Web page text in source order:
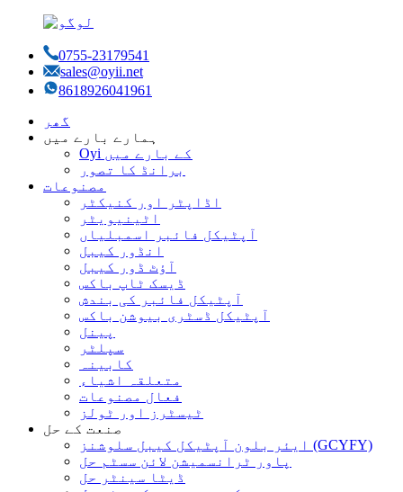
0755-23179541
sales@oyii.net
8618926041961
گھر
ہمارے بارے میں
Oyi کے بارے میں
برانڈ کا تصور
مصنوعات
اڈاپٹر اور کنیکٹر
اٹینیویٹر
آپٹیکل فائبر اسمبلیاں
انڈور کیبل
آؤٹ ڈور کیبل
ڈیسک ٹاپ باکس
آپٹیکل فائبر کی بندش
آپٹیکل ڈسٹری بیوشن باکس
پینل
سپلٹر
کابینہ
متعلقہ اشیاء
فعال مصنوعات
ٹیسٹرز اور ٹولز
صنعت کے حل
ایئر بلون آپٹیکل کیبل سلوشنز (GCYFY)
پاور ٹرانسمیشن لائن سسٹم حل
ڈیٹا سینٹر حل